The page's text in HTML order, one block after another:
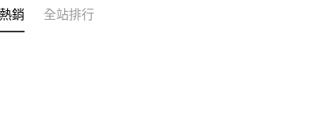
銷 全站排行